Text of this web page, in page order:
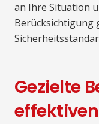
an Ihre Situation
Berücksichtigung
Gezielte